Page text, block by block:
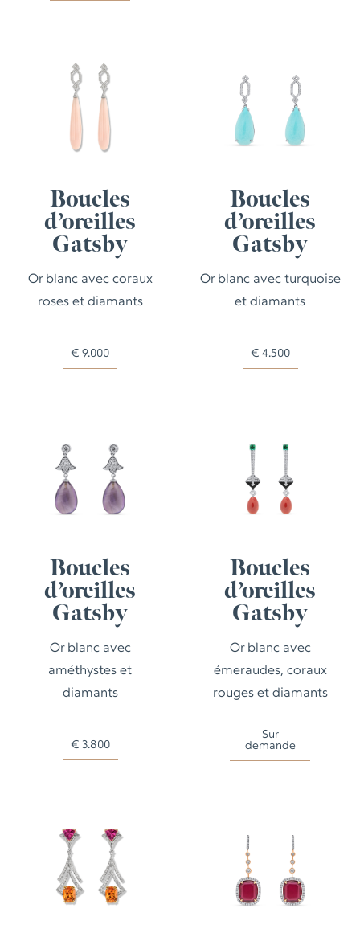
Boucles
d’oreilles
Gatsby
Or blanc avec coraux
roses et diamants
€ 9.000
Boucles
d’oreilles
Gatsby
Or blanc avec turquoise
et diamants
€ 4.500
Boucles
d’oreilles
Gatsby
Or blanc avec
améthystes et
diamants
€ 3.800
Boucles
d’oreilles
Gatsby
Or blanc avec
émeraudes, coraux
rouges et diamants
Sur
demande